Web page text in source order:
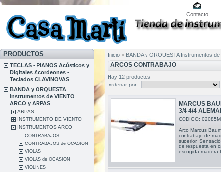
Contacto
PRODUCTOS
TECLAS - PIANOS Acústicos y
Digitales Acordeones -
Teclados CLAVINOVAS
BANDA y ORQUESTA
Instrumentos de VIENTO
ARCO y ARPAS
ARPAS
INSTRUMENTO DE VIENTO
INSTRUMENTOS ARCO
CONTRABAJOS
CONTRABAJOS de OCASION
VIOLAS
VIOLAS de OCASION
VIOLINES
Inicio > BANDA y ORQUESTA Instrumentos
ARCOS CONTRABAJO
Hay 12 productos
ordenar por
MARCUS
3/4 4/4
CODIGO:
Arco Marcus
contrabajo de
superior.
de respuesta en
escogida madera